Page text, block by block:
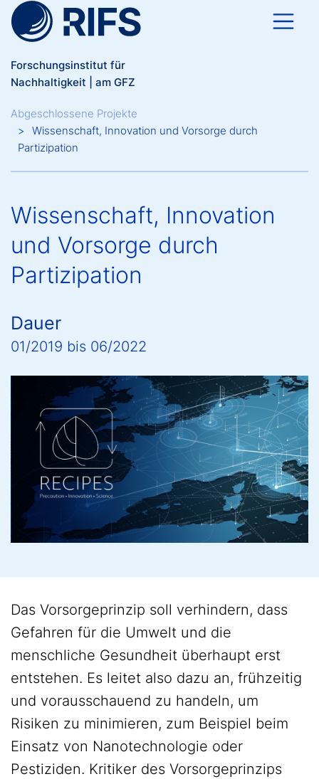
Direkt zum Inhalt
Forschungsinstitut für
Nachhaltigkeit | am GFZ
Breadcrumb
Abgeschlossene Projekte
Wissenschaft, Innovation und Vorsorge durch
Partizipation
Wissenschaft, Innovation
und Vorsorge durch
Partizipation
Dauer
01/2019 bis 06/2022
Das Vorsorgeprinzip soll verhindern, dass
Gefahren für die Umwelt und die
menschliche Gesundheit überhaupt erst
entstehen. Es leitet also dazu an, frühzeitig
und vorausschauend zu handeln, um
Risiken zu minimieren, zum Beispiel beim
Einsatz von Nanotechnologie oder
Pestiziden. Kritiker des Vorsorgeprinzips